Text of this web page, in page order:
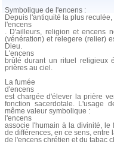
Symbolique de l'encens :
Depuis l'antiquité la plus
l'encens
. D'ailleurs, religion et encens
(vénération) et relegere (relier)
Dieu.
L'encens
brûlé durant un rituel religieux
prières au ciel.
La fumée
d'encens
est chargée d'élever la prière
fonction sacerdotale. L'usage
même valeur symbolique :
l'encens
associe l'humain à la divinité, le
de différences, en ce sens,
de l'encens chrétien et du tabac